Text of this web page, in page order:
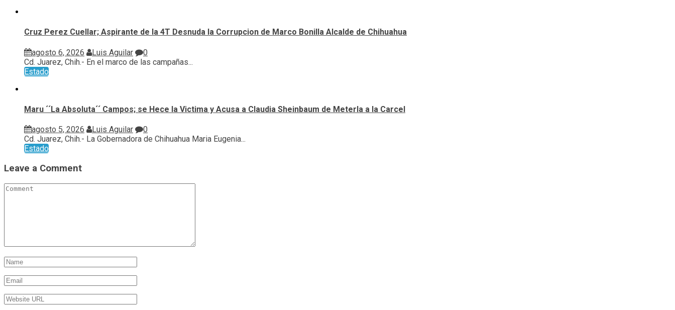
Cruz Perez Cuellar; Aspirante de la 4T Desnuda la Corrupcion de Marco Bonilla Alcalde de Chihuahua
agosto 6, 2026 Luis Aguilar
0
Cd. Juarez, Chih.- En el marco de las campañas...
Estado
Maru ´´La Absoluta´´ Campos; se Hece la Victima y Acusa a Claudia Sheinbaum de Meterla a la Carcel
agosto 5, 2026 Luis Aguilar
0
Cd. Juarez, Chih.- La Gobernadora de Chihuahua Maria Eugenia...
Estado
Leave a Comment